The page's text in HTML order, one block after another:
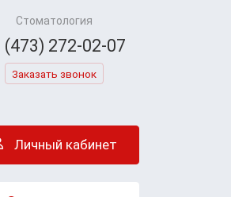
Стоматология
(473) 272-02-07
Заказать звонок
Личный кабинет